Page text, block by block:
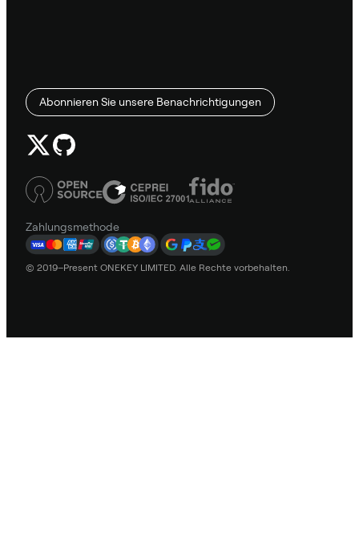
Abonnieren Sie unsere Benachrichtigungen
Zahlungsmethode
© 2019–Present ONEKEY LIMITED. Alle Rechte vorbehalten.